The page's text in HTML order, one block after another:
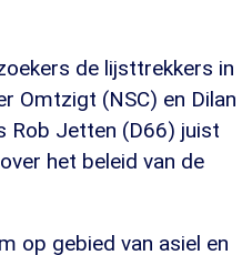
de lijsttrekkers in
Omtzigt (NSC) en Dilan
Rob Jetten (D66) juist
het beleid van de
op gebied van asiel en